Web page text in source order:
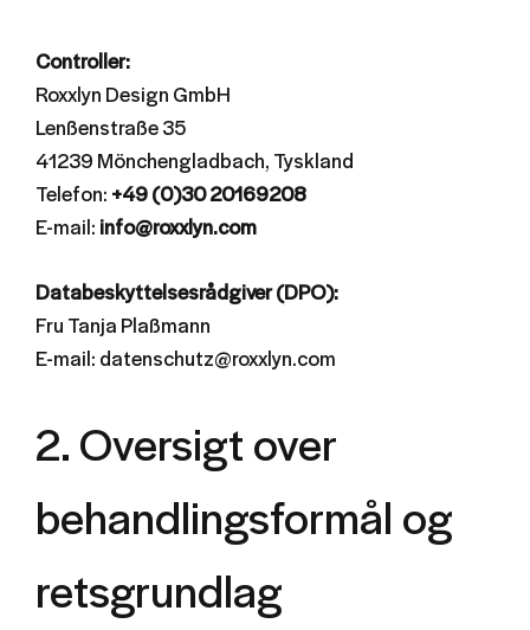
Controller:
Roxxlyn Design GmbH
Lenßenstraße 35
41239 Mönchengladbach, Tyskland
Telefon: +49 (0)30 20169208
E-mail: info@roxxlyn.com
Databeskyttelsesrådgiver (DPO):
Fru Tanja Plaßmann
E-mail: datenschutz@roxxlyn.com
2. Oversigt over
behandlingsformål og
retsgrundlag